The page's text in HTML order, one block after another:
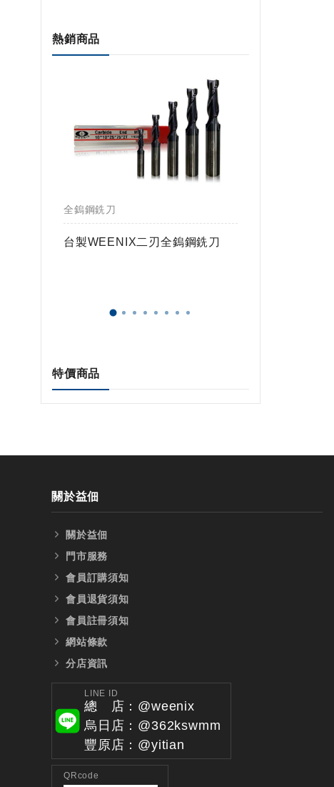
熱銷商品
全鎢鋼銑刀
台製WEENIX二刃全鎢鋼銑刀
特價商品
關於益佃
關於益佃
門市服務
會員訂購須知
會員退貨須知
會員註冊須知
網站條款
分店資訊
LINE ID
總 店：@weenix
烏日店：@362kswmm
豐原店：@yitian
QRcode